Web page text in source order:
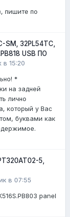
пишите по
SM, 32PL54TC,
USB ПО
в 15:20
*
на задней
лично
который у Вас
буквами как
5,
в 07:55
panel